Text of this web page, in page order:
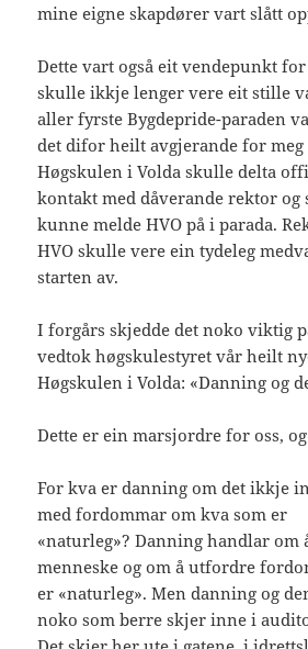
mine eigne skapdører vart slått
Dette vart også eit vendepunkt
skulle ikkje lenger vere eit stille
aller fyrste Bygdepride-paraden
det difor heilt avgjerande for
Høgskulen i Volda skulle delta
kontakt med dåverande rektor og
kunne melde HVO på i parada.
HVO skulle vere ein tydeleg
starten av.
I forgårs skjedde det noko viktig
vedtok høgskulestyret vår heilt
Høgskulen i Volda: «Danning og
Dette er ein marsjordre for oss,
For kva er danning om det ikkje
med fordommar om kva som er
«naturleg»? Danning handlar om
menneske og om å utfordre
er «naturleg». Men danning og
noko som berre skjer inne i